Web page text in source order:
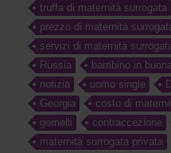
truffa di maternità surrogata
prezzo di maternità
servizi di maternità
Russia
bambino in
notizia
uomo single
Georgia
costo di
gemelli
contraccezione
maternità surrogata privata